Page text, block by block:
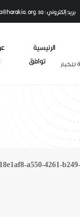
بريد إلكتروني : harakia@harakia.org.sa
الرئيسية
توافق
a550-4261-